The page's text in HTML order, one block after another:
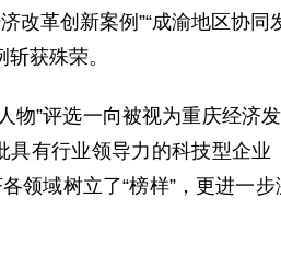
改革创新案例”“成渝地区协
获殊荣。
物”评选一向被视为重庆经济
具有行业领导力的科技型企
各领域树立了“榜样”，更进一